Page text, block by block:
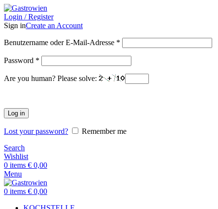
Login / Register
Sign inCreate an Account
Benutzername oder E-Mail-Adresse *
Password *
Are you human? Please solve:
Log in
Lost your password?
Remember me
Search
Wishlist
0 items € 0,00
Menu
0 items € 0,00